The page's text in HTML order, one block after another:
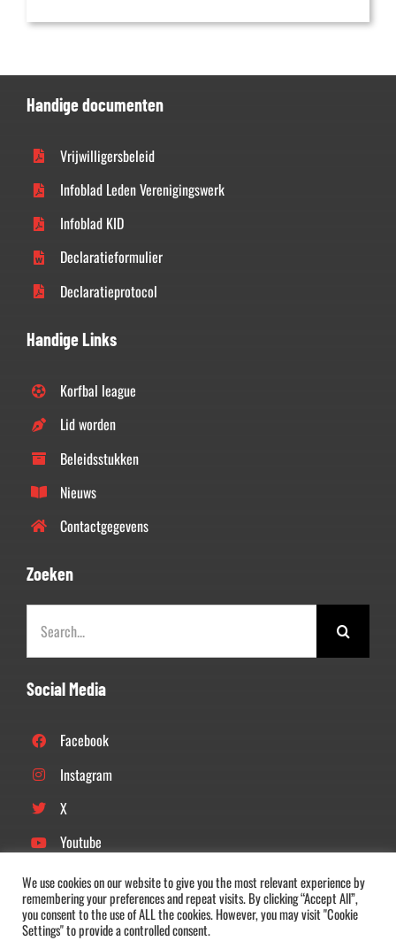
Handige documenten
Vrijwilligersbeleid
Infoblad Leden Verenigingswerk
Infoblad KID
Declaratieformulier
Declaratieprotocol
Handige Links
Korfbal league
Lid worden
Beleidsstukken
Nieuws
Contactgegevens
Zoeken
naar:
Social Media
Facebook
Instagram
X
Youtube
Linkedin
Tiktok
We use cookies on our website to give you the most relevant experience by
remembering your preferences and repeat visits. By clicking “Accept All”,
you consent to the use of ALL the cookies. However, you may visit "Cookie
Settings" to provide a controlled consent.